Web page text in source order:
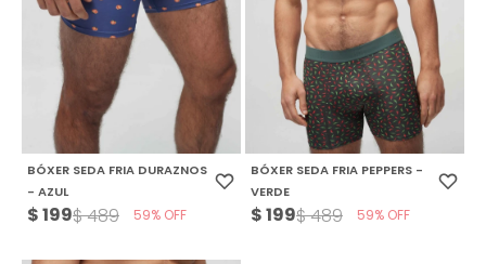
BÓXER SEDA FRIA DURAZNOS
- AZUL
$199$489 59
BÓXER SEDA FRIA PEPPERS -
VERDE
$199$489 59